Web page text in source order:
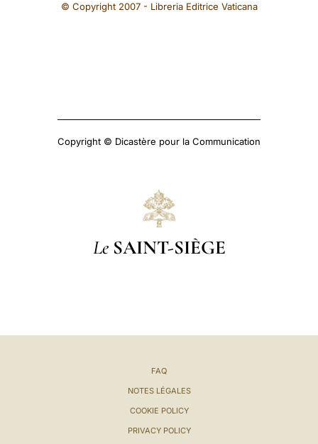
© Copyright 2007 - Libreria Editrice Vaticana
Copyright © Dicastère pour la Communication
Le SAINT-SIÈGE
FAQ
NOTES LÉGALES
COOKIE POLICY
PRIVACY POLICY